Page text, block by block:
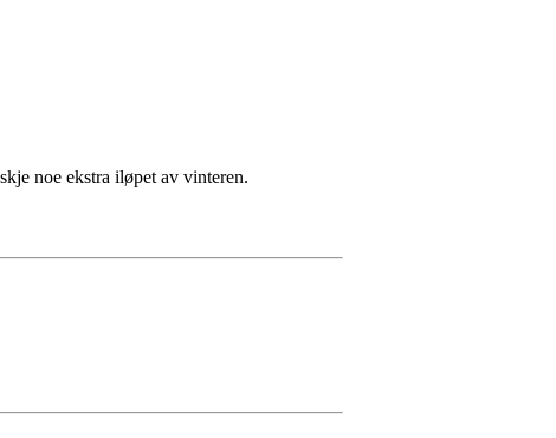
noe ekstra iløpet av vinteren.